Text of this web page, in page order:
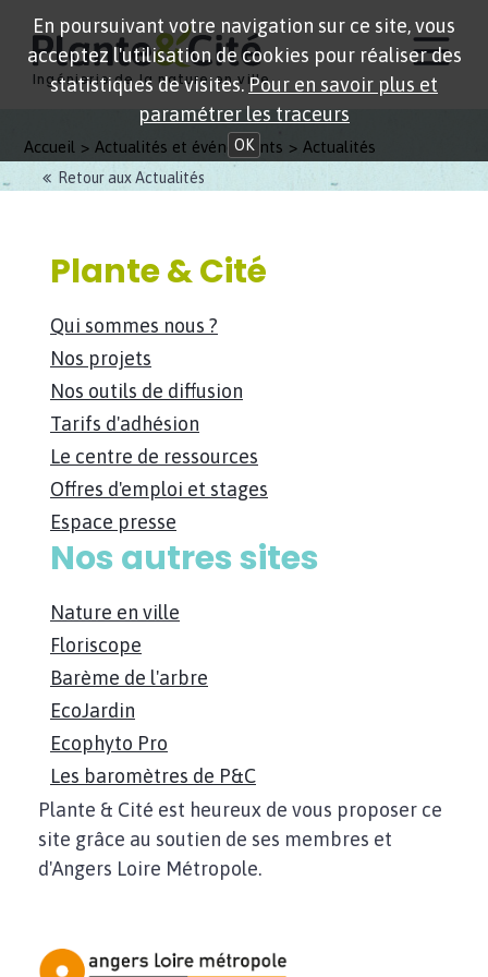
En poursuivant votre navigation sur ce site, vous
acceptez l'utilisation de cookies pour réaliser des
statistiques de visites.Pour en savoir plus et
paramétrer les traceurs
OK
Ingénierie de la nature en ville
Accueil Actualités et événements Actualités
Retour aux Actualités
Plante & Cité
Qui sommes nous ?
Nos projets
Nos outils de diffusion
Tarifs d'adhésion
Le centre de ressources
Offres d'emploi et stages
Espace presse
Nos autres sites
Nature en ville
Floriscope
Barème de l'arbre
EcoJardin
Ecophyto Pro
Les baromètres de P&C
Plante & Cité est heureux de vous proposer ce
site grâce au soutien de ses membres et
d'Angers Loire Métropole.